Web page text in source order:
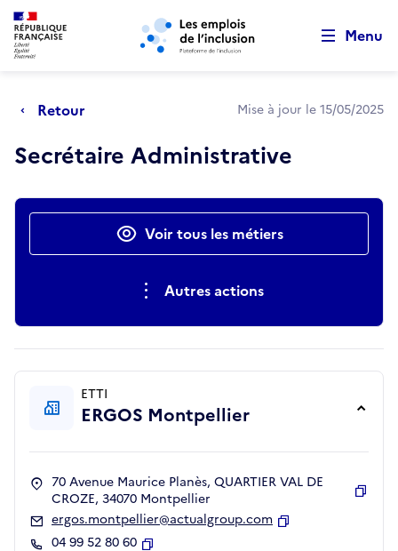
Aller au menu principal Aller au contenu principal
Menu
Retour Mise à jour le 15/05/2025
Secrétaire Administrative
Actions rapidesVoir tous les métiers
Autres actions
ETTI
ERGOS Montpellier
70 Avenue Maurice Planès, QUARTIER VAL DE
CROZE, 34070 Montpellier
ergos.montpellier@actualgroup.com
04 99 52 80 60
Retour au début de la page
Panneau de gestion des cookies